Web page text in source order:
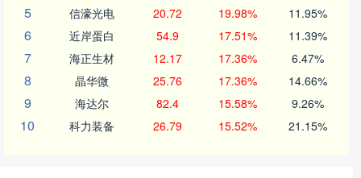
5 信濠光电 20.72 19.98% 11.95%
6 近岸蛋白 54.9 17.51% 11.39%
7 海正生材 12.17 17.36% 6.47%
8 晶华微 25.76 17.36% 14.66%
9 海达尔 82.4 15.58% 9.26%
10 科力装备 26.79 15.52% 21.15%